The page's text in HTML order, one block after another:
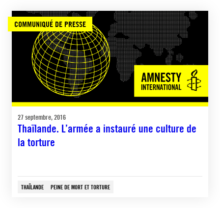
COMMUNIQUÉ DE PRESSE
27 septembre, 2016
Thaïlande. L’armée a instauré une culture de
la torture
THAÏLANDE PEINE DE MORT ET TORTURE